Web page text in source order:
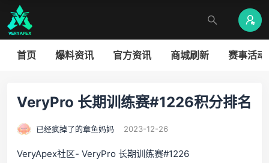
首页 爆料资讯 官方资讯 商城刷新 赛事活动
VeryPro 长期训练赛#1226积分排名
已经疯掉了的章鱼妈妈 2023-12-26
VeryApex社区- VeryPro 长期训练赛#1226